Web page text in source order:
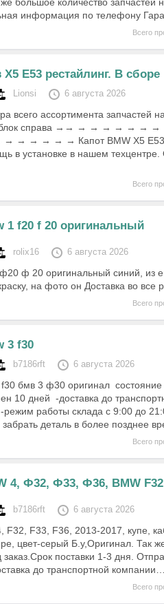
большое количество запчастей
информация по телефону
Всего
Х5 Е53 рестайлинг. В сборе
Lionsi 6 августа 2026
всего ассортимента запчастей
блок справа →→ → → → → →
→ → → → Капот BMW X5 E53
в установке в нашем техцентре.
Всего
1 f20 f 20 оригинальный
rolix16 6 августа 2026
ф 20 оригинальный синий, из
на фото он Доставка во все
Всего
3 f30
b7186rft 6 августа 2026
f30 бмв 3 ф30 оригинал
10 дней -доставка до
режим работы склада с 9:00 до
забрать деталь в более позднее
Всего
4, Ф32, Ф33, Ф36, BMW
b7186rft 6 августа 2026
F32, F33, F36, 2013-2017, купе,
цвет-серый Б.у,Оригинал. Так
заказ.Срок поставки 1-3 дня.
до транспортной
Всего